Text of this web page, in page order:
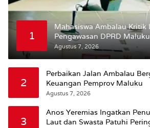
1
Mahasiswa Ambalau Kritik
Pengawasan DPRD
Bursel Terhadap Proses
Jalan
Agustus 7, 2026
2
Perbaikan Jalan Ambalau
Keuangan Pemprov Maluku
Agustus 7, 2026
3
Anos Yeremias Ingatkan
Laut dan Swasta Patuhi